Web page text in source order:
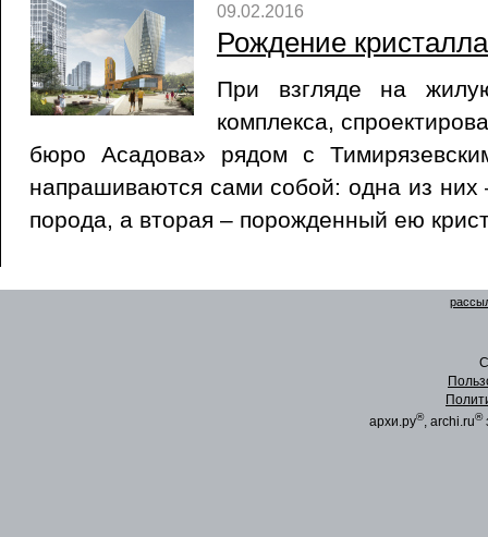
09.02.2016
Рождение кристалла
При взгляде на
комплекса,
бюро Асадова» рядом с
напрашиваются сами собой: одна из них
порода, а вторая – порожденный ею
архи.ру®, archi.ru®